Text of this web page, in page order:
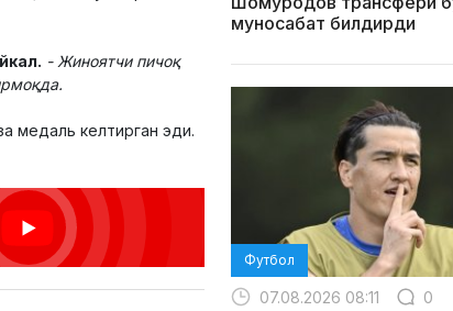
- Жиноятчи пичоқ
медаль келтирган эди.
муносабат билдирди
Футбол
07.08.2026 08:11 0